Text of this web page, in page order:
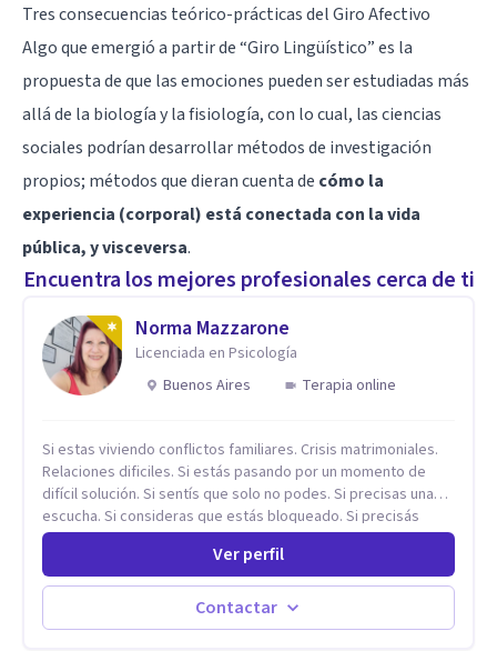
Tres consecuencias teórico-prácticas del Giro Afectivo
Algo que emergió a partir de “Giro Lingüístico” es la
propuesta de que las emociones pueden ser estudiadas más
allá de la biología y la fisiología, con lo cual, las ciencias
sociales podrían desarrollar métodos de investigación
propios; métodos que dieran cuenta de cómo la
experiencia (corporal) está conectada con la vida
pública, y visceversa.
Encuentra los mejores profesionales cerca de ti
Norma Mazzarone
Licenciada en Psicología
Buenos Aires
Terapia online
Si estas viviendo conflictos familiares. Crisis matrimoniales.
Relaciones dificiles. Si estás pasando por un momento de
difícil solución. Si sentís que solo no podes. Si precisas una
escucha. Si consideras que estás bloqueado. Si precisás
comprensión. Si no logras definir proyectos, objetivos,
sueños, deseos. Si pensás que lo que te pasa no es tan
grave, pero podría ayudar. Si estás en adicciones y tu
intención es hacer algo con lo que te está pasando. No dudes
en comunicarte a fin de comenzar a resolver la situación que
Ver perfil
Contactar